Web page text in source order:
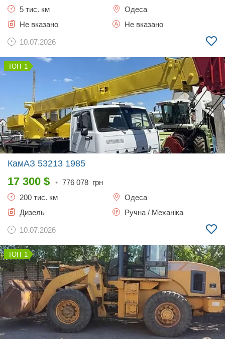
5 тис. км
Одеса
Не вказано
Не вказано
10.07.2026
1
КамАЗ 53213 1985
17 300 $ • 776 078 грн
200 тис. км
Одеса
Дизель
Ручна / Механіка
10.07.2026
1